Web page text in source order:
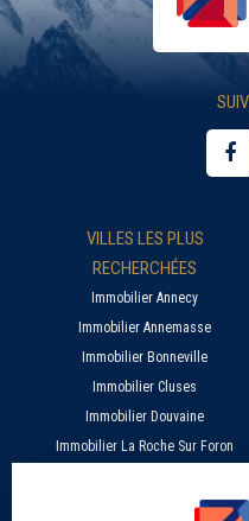
VILLES LES PLUS
RECHERCHÉES
Immobilier Annecy
Immobilier Annemasse
Immobilier Bonneville
Immobilier Cluses
Immobilier Douvaine
Immobilier La Roche Sur Foron